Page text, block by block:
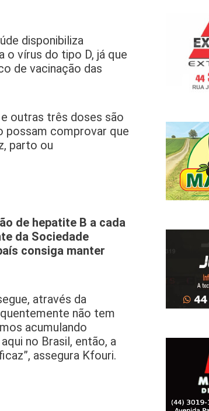
disponibiliza
o vírus do tipo D, já que
de vacinação das
outras três doses são
possam comprovar que
parto ou
de hepatite B a cada
da Sociedade
consiga manter
através da
não tem
acumulando
no Brasil, então, a
assegura Kfouri.